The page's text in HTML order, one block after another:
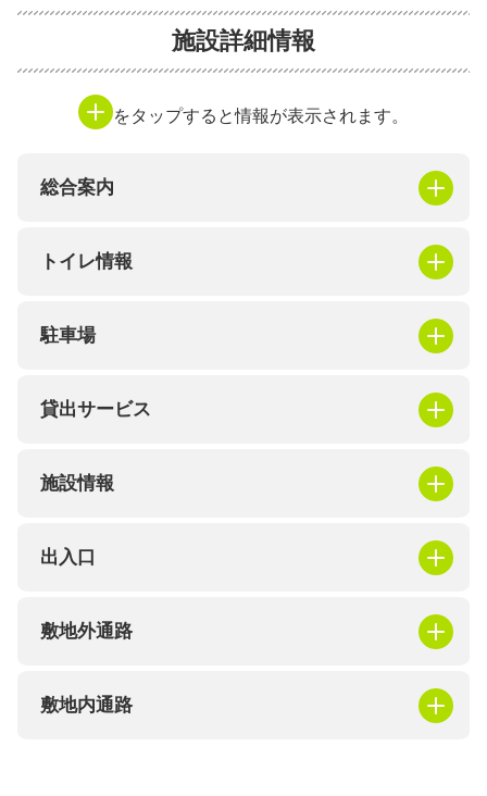
施設詳細情報
をタップすると情報が表示されます。
総合案内
トイレ情報
駐車場
貸出サービス
施設情報
出入口
敷地外通路
敷地内通路